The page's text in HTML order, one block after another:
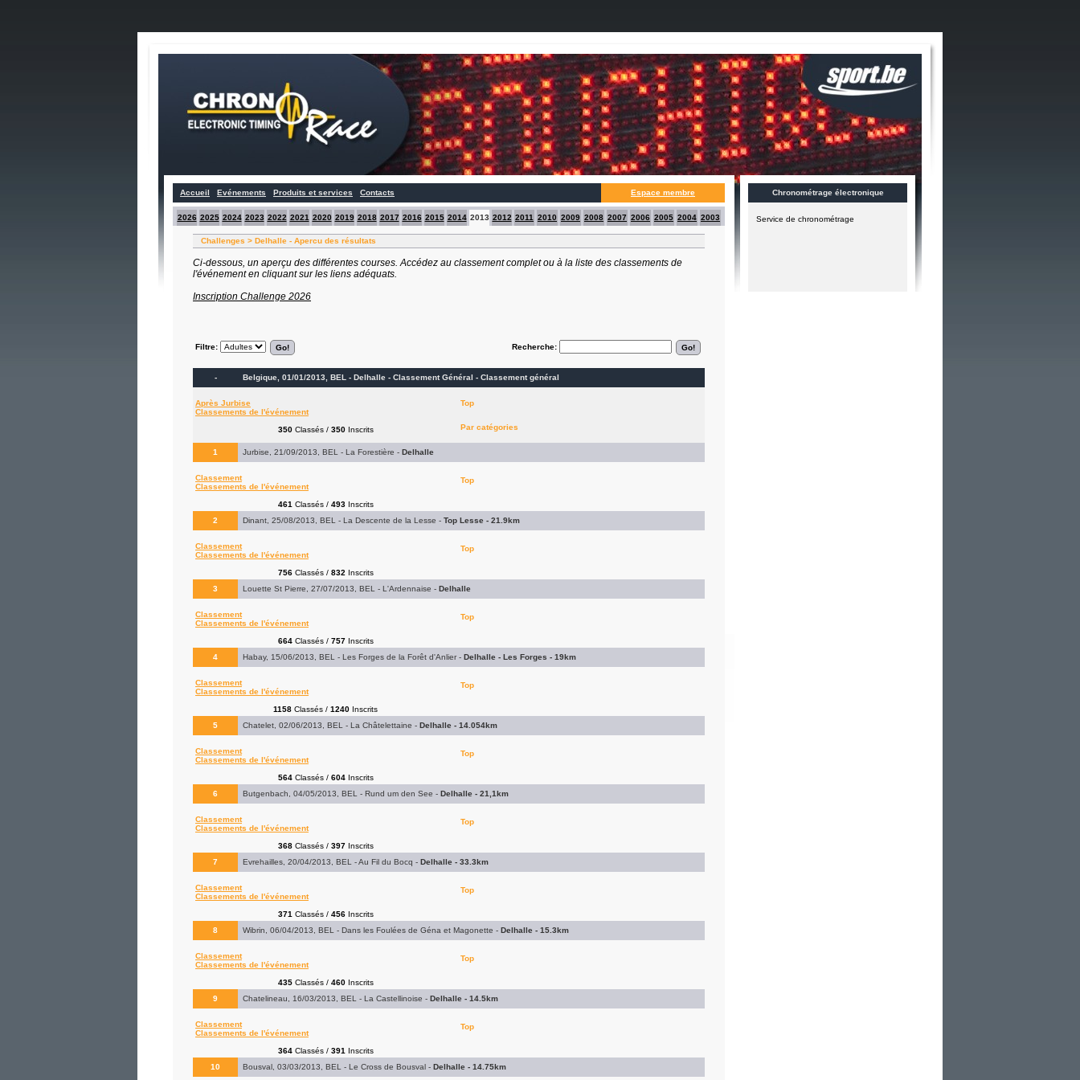
Accueil Evénements Produits et services Contacts Espace membre
2026 2025 2024 2023 2022 2021 2020 2019 2018 2017 2016 2015 2014 2013 2012 2011 2010 2009 2008 2007 2006 2005 2004 2003
Challenges > Delhalle - Apercu des résultats
Ci-dessous, un aperçu des différentes courses. Accédez au classement complet ou à la liste des classements de
l'événement en cliquant sur les liens adéquats.
Inscription Challenge 2026
Filtre: Recherche:
- Belgique, 01/01/2013, BEL - Delhalle - Classement Général - Classement général
Après Jurbise
Classements de l'événement
350Classés / 350Inscrits
Top
Par catégories
1 Jurbise, 21/09/2013, BEL - La Forestière - Delhalle
Classement
Classements de l'événement
461 Classés / 493Inscrits
Top
2 Dinant, 25/08/2013, BEL - La Descente de la Lesse - Top Lesse - 21.9km
Classement
Classements de l'événement
756Classés / 832 Inscrits
Top
3 Louette St Pierre, 27/07/2013, BEL - L'Ardennaise - Delhalle
Classement
Classements de l'événement
664Classés / 757Inscrits
Top
4 Habay, 15/06/2013, BEL - Les Forges de la Forêt d'Anlier - Delhalle - Les Forges - 19km
Classement
Classements de l'événement
1158 Classés / 1240 Inscrits
Top
5 Chatelet, 02/06/2013, BEL - La Châtelettaine - Delhalle - 14.054km
Classement
Classements de l'événement
564Classés / 604Inscrits
Top
6 Butgenbach, 04/05/2013, BEL - Rund um den See - Delhalle - 21,1km
Classement
Classements de l'événement
368Classés / 397Inscrits
Top
7 Evrehailles, 20/04/2013, BEL - Au Fil du Bocq - Delhalle - 33.3km
Classement
Classements de l'événement
371 Classés / 456Inscrits
Top
8 Wibrin, 06/04/2013, BEL - Dans les Foulées de Géna et Magonette - Delhalle - 15.3km
Classement
Classements de l'événement
435Classés / 460Inscrits
Top
9 Chatelineau, 16/03/2013, BEL - La Castellinoise - Delhalle - 14.5km
Classement
Classements de l'événement
364Classés / 391 Inscrits
Top
10 Bousval, 03/03/2013, BEL - Le Cross de Bousval - Delhalle - 14.75km
Chronométrage électronique
Service de chronométrage